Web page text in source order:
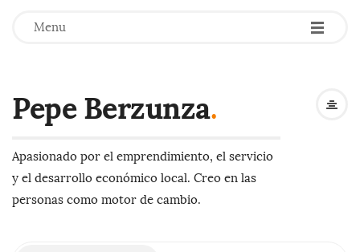
Menu -
-
-
Pepe Berzunza.
Apasionado por el emprendimiento, el servicio
y el desarrollo económico local. Creo en las
personas como motor de cambio.